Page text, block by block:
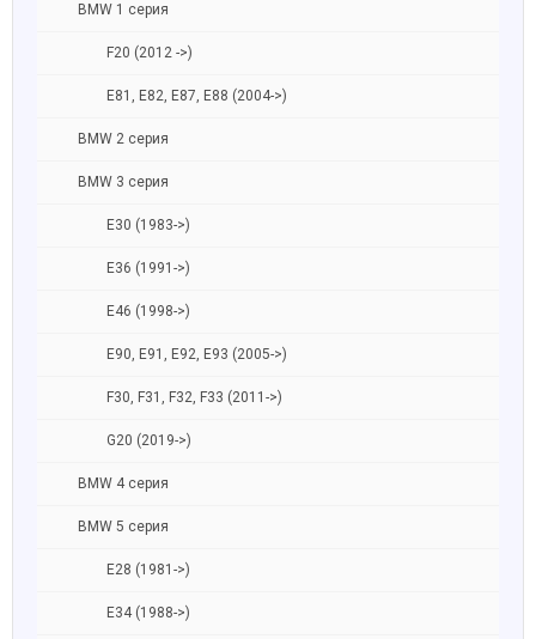
BMW 1 серия
F20 (2012 ->)
E81, E82, E87, E88 (2004->)
BMW 2 серия
BMW 3 серия
E30 (1983->)
E36 (1991->)
E46 (1998->)
E90, E91, E92, E93 (2005->)
F30, F31, F32, F33 (2011->)
G20 (2019->)
BMW 4 серия
BMW 5 серия
E28 (1981->)
E34 (1988->)